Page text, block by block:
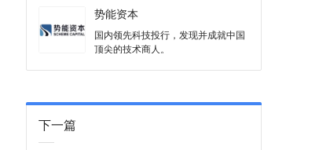
势能资本
国内领先科技投行，发现并成就中国
顶尖的技术商人。
下一篇